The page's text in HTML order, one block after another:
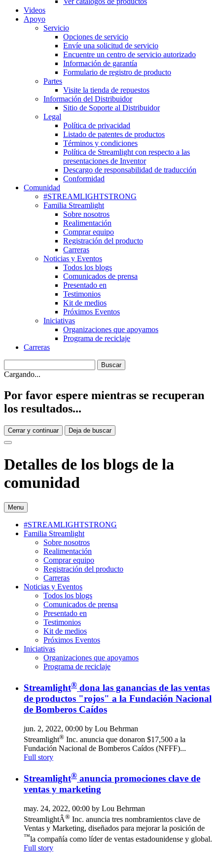
Videos
Apoyo
Servicio
Opciones de servicio
Envíe una solicitud de servicio
Encuentre un centro de servicio autorizado
Información de garantía
Formulario de registro de producto
Partes
Visite la tienda de repuestos
Información del Distribuidor
Sitio de Soporte al Distribuidor
Legal
Política de privacidad
Listado de patentes de productos
Términos y condiciones
Política de Streamlight con respecto a las
presentaciones de Inventor
Descargo de responsabilidad de traducción
Conformidad
Comunidad
#STREAMLIGHTSTRONG
Familia Streamlight
Sobre nosotros
Realimentación
Comprar equipo
Registración del producto
Carreras
Noticias y Eventos
Todos los blogs
Comunicados de prensa
Presentado en
Testimonios
Kit de medios
Próximos Eventos
Iniciativas
Organizaciones que apoyamos
Programa de reciclaje
Carreras
Cargando...
Por favor espere mientras se recuperan
los resultados...
Cerrar y continuar Deja de buscar
Detalles de los blogs de la
comunidad
Menu
#STREAMLIGHTSTRONG
Familia Streamlight
Sobre nosotros
Realimentación
Comprar equipo
Registración del producto
Carreras
Noticias y Eventos
Todos los blogs
Comunicados de prensa
Presentado en
Testimonios
Kit de medios
Próximos Eventos
Iniciativas
Organizaciones que apoyamos
Programa de reciclaje
Streamlight® dona las ganancias de las ventas
de productos "rojos" a la Fundación Nacional
de Bomberos Caídos
jun. 2, 2022, 00:00 by Lou Behrman
Streamlight® Inc. anuncia que donaron $17,500 a la
Fundación Nacional de Bomberos Caídos (NFFF)...
Full story
Streamlight® anuncia promociones clave de
ventas y marketing
may. 24, 2022, 00:00 by Lou Behrman
StreamlightÂ® Inc. anuncia tres nombramientos clave de
Ventas y Marketing, diseñados para mejorar la posición de
™la compañía como líder de ventas estadounidense y global.
Full story